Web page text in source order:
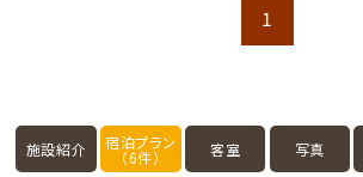
1
施設紹介 宿泊プラン
（6件） 客室 写真